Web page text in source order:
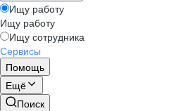
Ищу работу
Ищу работу
Ищу сотрудника
Сервисы
Помощь
Ещё
Поиск